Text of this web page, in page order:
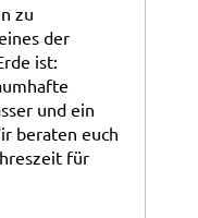
zu
der
ist:
und ein
beraten euch
für